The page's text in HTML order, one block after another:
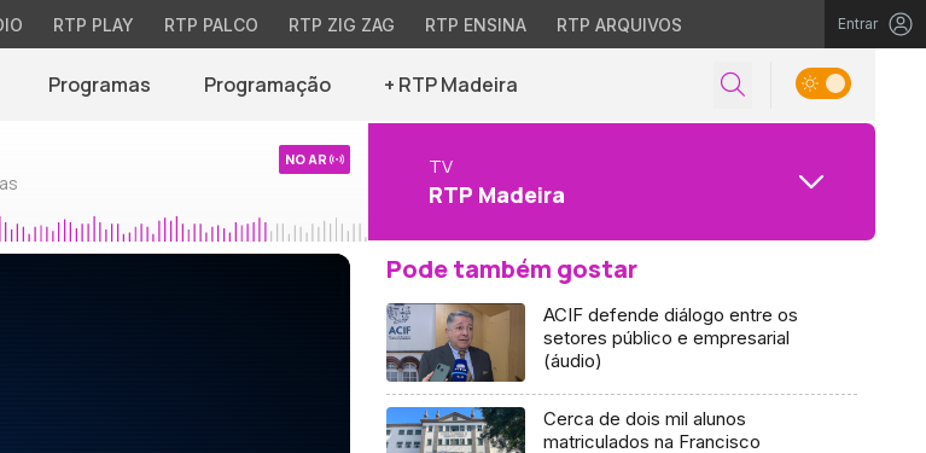
RTP PLAY RTP PALCO RTP ZIG ZAG RTP ENSINA RTP ARQUIVOS Entrar
Programas Programação + RTP Madeira
NO AR TV
RTP Madeira
Pode também gostar
ACIF defende diálogo entre os
setores público e empresarial
(áudio)
Cerca de dois mil alunos
matriculados na Francisco